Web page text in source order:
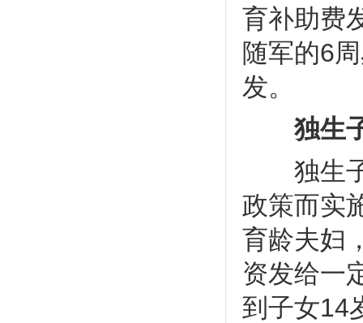
育补助费
随军的6
发。
独生子
独生子
政策而实
育龄夫妇
资发给一
到子女14